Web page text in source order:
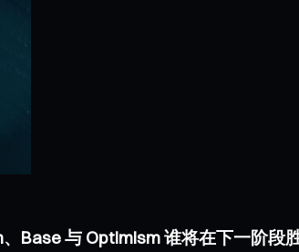
Base 与 Optimism 谁将在下一阶段